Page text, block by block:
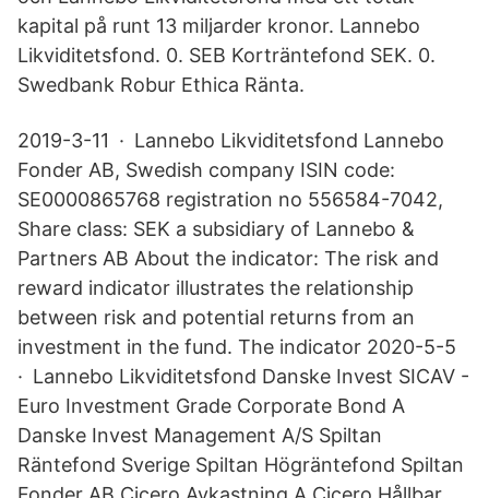
kapital på runt 13 miljarder kronor. Lannebo
Likviditetsfond. 0. SEB Korträntefond SEK. 0.
Swedbank Robur Ethica Ränta.
2019-3-11 · Lannebo Likviditetsfond Lannebo
Fonder AB, Swedish company ISIN code:
SE0000865768 registration no 556584-7042,
Share class: SEK a subsidiary of Lannebo &
Partners AB About the indicator: The risk and
reward indicator illustrates the relationship
between risk and potential returns from an
investment in the fund. The indicator 2020-5-5
· Lannebo Likviditetsfond Danske Invest SICAV -
Euro Investment Grade Corporate Bond A
Danske Invest Management A/S Spiltan
Räntefond Sverige Spiltan Högräntefond Spiltan